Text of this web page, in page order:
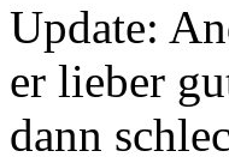
Update:
er lieber
dann